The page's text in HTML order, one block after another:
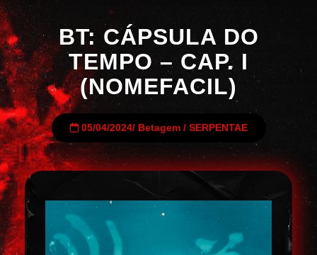
BT: CÁPSULA DO
TEMPO – CAP. I
(NOMEFACIL)
05/04/2024/ Betagem/ SERPENTAE